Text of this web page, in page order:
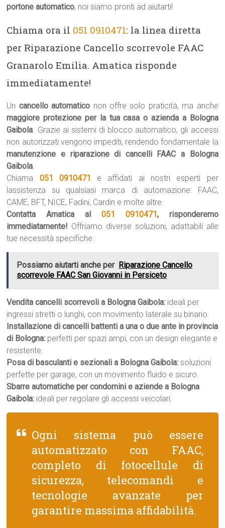
portone automatico, noi siamo pronti ad aiutarti!
Chiama ora il 051 0910471: la linea diretta
per Riparazione Cancello scorrevole FAAC
Granarolo Emilia. Amatica risponde
immediatamente!
Un cancello automatico non offre solo praticità, ma anche
maggiore protezione per la tua casa o azienda a Bologna
Gaibola. Grazie ai sistemi di blocco automatico, gli accessi
non autorizzati vengono impediti, rendendo fondamentale la
manutenzione e riparazione di cancelli FAAC a Bologna
Gaibola.
Chiama 051 0910471
e affidati ai nostri esperti per
lassistenza su qualsiasi marca di automazione: FAAC,
CAME, BFT, NICE, Fadini, Cardin e molte altre.
Contatta Amatica al 051 0910471, risponderemo
immediatamente! Offriamo diverse soluzioni, adattabili alle
tue necessità specifiche:
Possiamo aiutarti anche per Riparazione Cancello
scorrevole FAAC San Giovanni in Persiceto
Vendita cancelli scorrevoli a Bologna Gaibola: ideali per
ingressi stretti o lunghi, con movimento laterale su binario.
Installazione di cancelli battenti a una o due ante in provincia
di Bologna: perfetti per spazi ampi, con un design elegante e
resistente.
Posa di basculanti e sezionali a Bologna Gaibola: soluzioni
perfette per garage, con un movimento fluido e sicuro.
Sbarre automatiche per condomini e aziende a Bologna
Gaibola: ideali per regolare gli accessi veicolari.
Ogni sistema può essere
automatizzato con FAAC,
completo di fotocellule di
sicurezza, telecomandi e
tecnologie avanzate per
garantire massima affidabilità.